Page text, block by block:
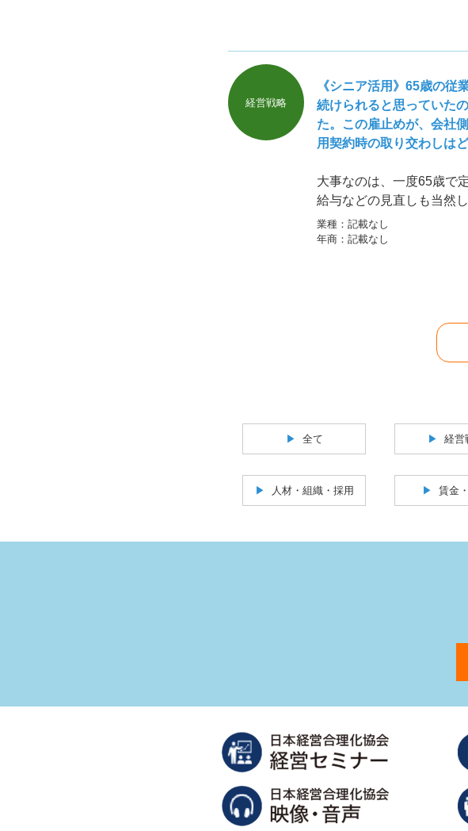
経営戦略
《シニア活用》65歳の従
続けられると思っていた
た。この雇止めが、会社
用契約時の取り交わしは
大事なのは、一度65歳で
給与などの見直しも当然
同じという訳にはいかなく
業種： 記載なし
年商： 記載なし
全て 経営
人材・組織・採用 賃金